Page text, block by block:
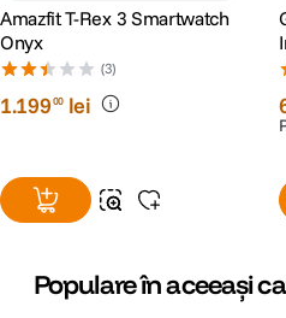
Amazfit T-Rex 3 Smartwatch
Onyx
(3)
1.19900 lei
Populare în aceeași